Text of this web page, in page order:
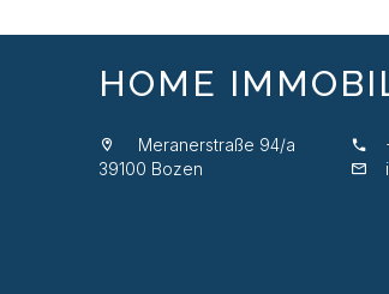
HOME
Meranerstraße 94/a
39100 Bozen